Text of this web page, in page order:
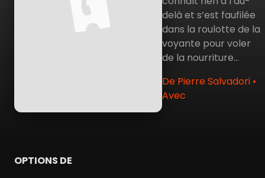
delà et s’est faufilée
dans la roulotte de la
voyante pour voler
de la nourriture…
De Pierre Salvadori •
Avec
OPTIONS DE